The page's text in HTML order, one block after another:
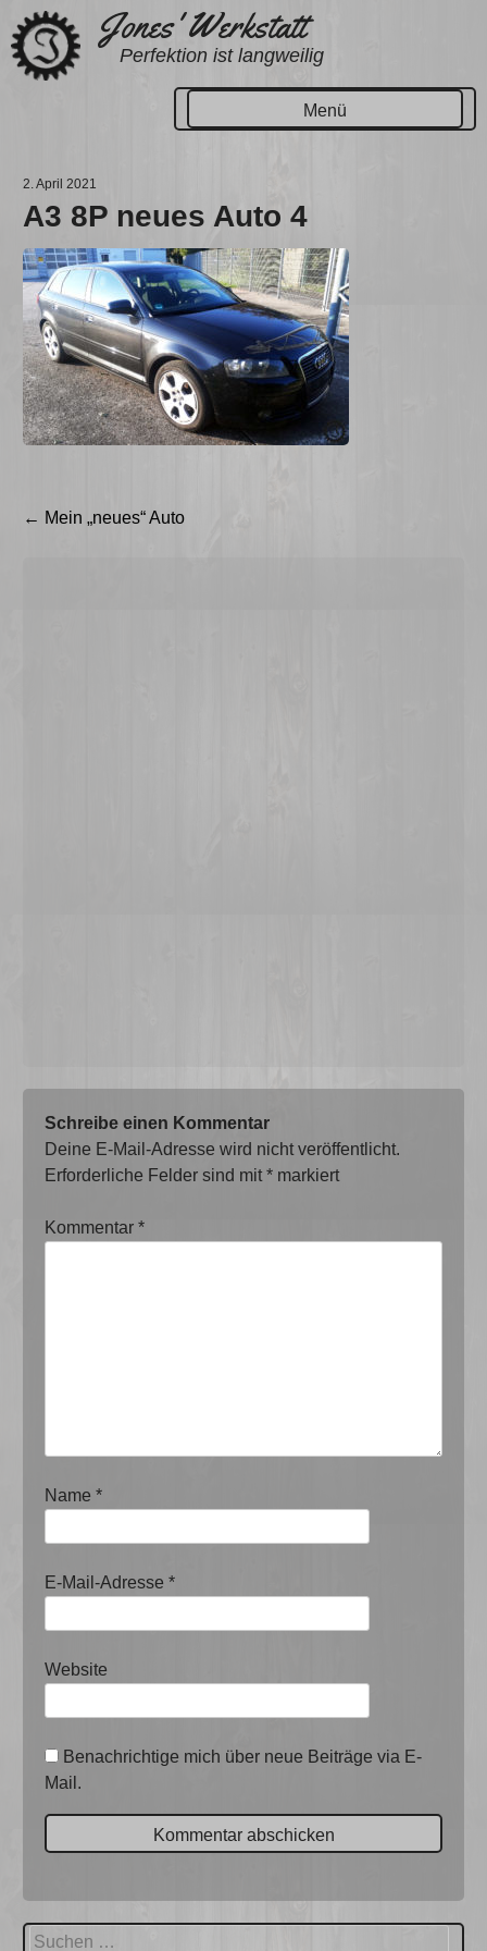
Zum
Inhalt
springen
Jones' Werkstatt
Perfektion ist langweilig
Menü
2. April 2021
A3 8P neues Auto 4
Beitragsnavigation
← Mein „neues“ Auto
Schreibe einen Kommentar
Deine E-Mail-Adresse wird nicht veröffentlicht.
Erforderliche Felder sind mit* markiert
Kommentar*
Name*
E-Mail-Adresse*
Website
Benachrichtige mich über neue Beiträge via E-
Mail.
Suchen